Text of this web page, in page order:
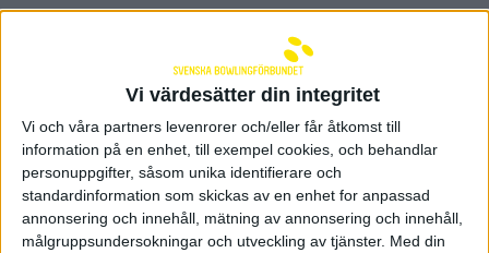
Vi värdesätter din integritet
Vi och våra partners levenrorer och/eller får åtkomst till
information på en enhet, till exempel cookies, och behandlar
personuppgifter, såsom unika identifierare och
standardinformation som skickas av en enhet for anpassad
annonsering och innehåll, mätning av annonsering och innehåll,
målgruppsundersokningar och utveckling av tjänster. Med din
Svenska Bowlingförbundets
nyhetsbrev
Svenska Bowlingförbundets nyhetsbrev
kommer att skickas månadsvis med det senaste
om svensk bowling. Klicka in här för att
prenumerera på nyhetsbrevet och för att läsa
brevet som skickades ut den 7 maj.
Läs det senaste nyhetsbrevet - 260507